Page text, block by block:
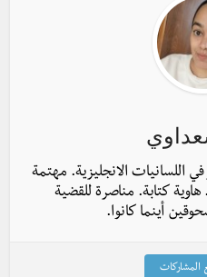
اللسانيات الانجليزية. مهتمة
كتابة. مناصرة للقضية
أينما كانوا.